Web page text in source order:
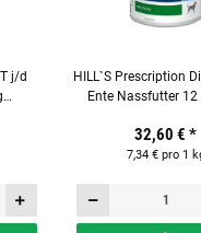
j/d
HILL`S Prescription
Ente Nassfutter 12
32,60 € *
7,34 € pro 1